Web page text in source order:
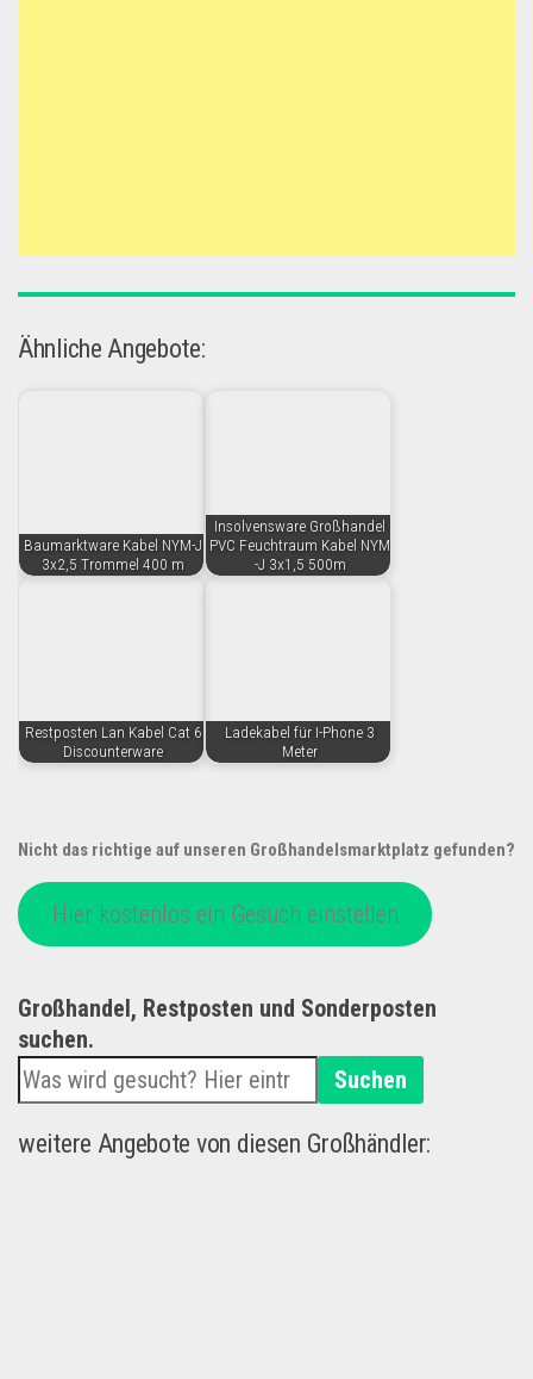
Ähnliche Angebote:
Baumarktware Kabel NYM-J
3x2,5 Trommel 400 m
Insolvensware Großhandel
PVC Feuchtraum Kabel NYM
-J 3x1,5 500m
Restposten Lan Kabel Cat 6
Discounterware
Ladekabel für I-Phone 3
Meter
Nicht das richtige auf unseren Großhandelsmarktplatz gefunden?
Hier kostenlos ein Gesuch einstellen
Großhandel, Restposten und Sonderposten
suchen.
Suchen
weitere Angebote von diesen Großhändler: